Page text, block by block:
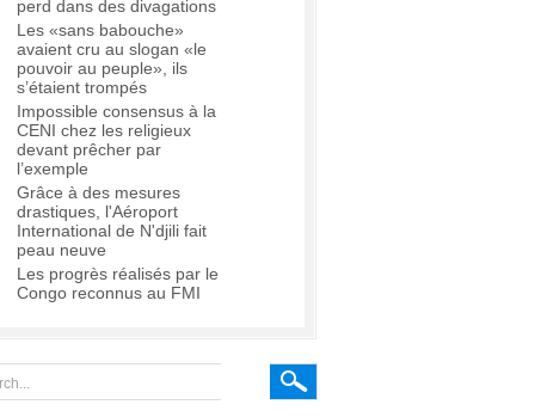
perd dans des divagations
Les «sans babouche»
avaient cru au slogan «le
pouvoir au peuple», ils
s’étaient trompés
Impossible consensus à la
CENI chez les religieux
devant prêcher par
l’exemple
Grâce à des mesures
drastiques, l'Aéroport
International de N'djili fait
peau neuve
Les progrès réalisés par le
Congo reconnus au FMI